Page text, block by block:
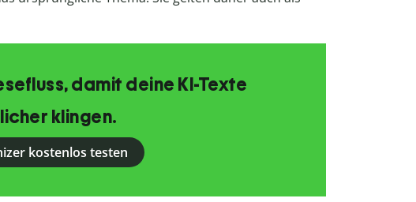
damit deine KI-Texte
klingen.
kostenlos testen